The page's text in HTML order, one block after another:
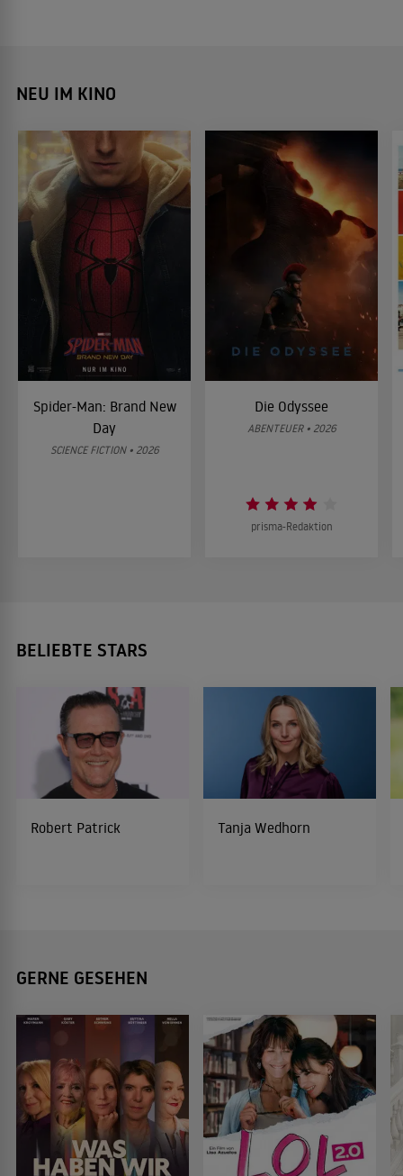
NEU IM KINO
Spider-Man: Brand New
Day
SCIENCE FICTION • 2026
Die Odyssee
ABENTEUER • 2026
prisma-Redaktion
BELIEBTE STARS
Robert Patrick Tanja Wedhorn
GERNE GESEHEN